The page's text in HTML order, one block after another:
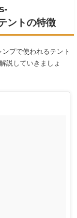
ントの特徴
プで使われるテント
説していきましょ